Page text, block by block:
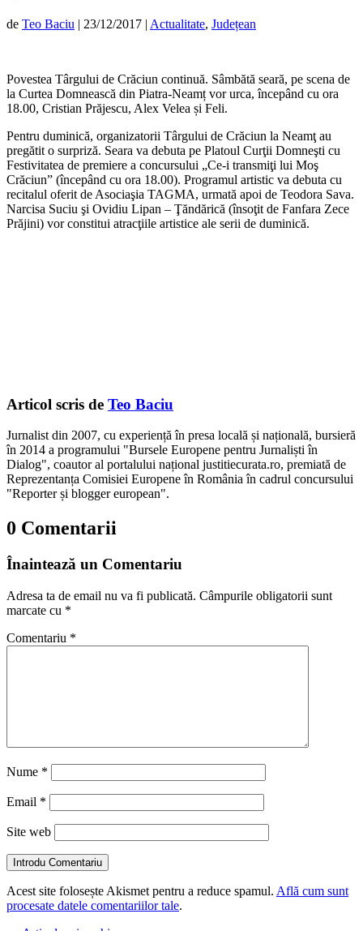
de Teo Baciu | 23/12/2017 | Actualitate, Județean
Povestea Târgului de Crăciun continuă. Sâmbătă seară, pe scena de
la Curtea Domnească din Piatra-Neamț vor urca, începând cu ora
18.00, Cristian Prăjescu, Alex Velea și Feli.
Pentru duminică, organizatorii Târgului de Crăciun la Neamţ au
pregătit o surpriză. Seara va debuta pe Platoul Curţii Domneşti cu
Festivitatea de premiere a concursului „Ce-i transmiţi lui Moş
Crăciun” (începând cu ora 18.00). Programul artistic va debuta cu
recitalul oferit de Asociaşia TAGMA, urmată apoi de Teodora Sava.
Narcisa Suciu şi Ovidiu Lipan – Ţăndărică (însoţit de Fanfara Zece
Prăjini) vor constitui atracţiile artistice ale serii de duminică.
Articol scris de Teo Baciu
Jurnalist din 2007, cu experiență în presa locală și națională, bursieră
în 2014 a programului "Bursele Europene pentru Jurnaliști în
Dialog", coautor al portalului național justitiecurata.ro, premiată de
Reprezentanța Comisiei Europene în România în cadrul concursului
"Reporter și blogger european".
0 Comentarii
Înaintează un Comentariu
Adresa ta de email nu va fi publicată. Câmpurile obligatorii sunt
marcate cu *
Comentariu *
Nume *
Email *
Site web
Introdu Comentariu
Acest site folosește Akismet pentru a reduce spamul. Află cum sunt
procesate datele comentariilor tale.